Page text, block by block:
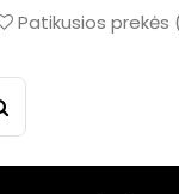
Patikusios prekės